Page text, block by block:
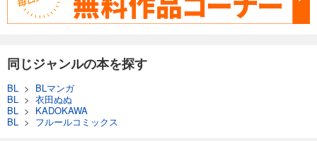
同じジャンルの本を探す
BL > BLマンガ
BL > 衣田ぬぬ
BL > KADOKAWA
BL > フルールコミックス